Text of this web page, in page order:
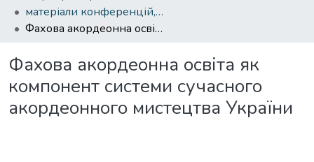
матеріали конференцій, семінарів, круглих столів та ін.
Фахова акордеонна освіта як компонент системи сучасного акордеонного мистецтва України
Фахова акордеонна освіта як
компонент системи сучасного
акордеонного мистецтва України